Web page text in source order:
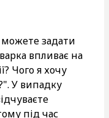
задати
впливає на
Чого я хочу
У випадку
під час